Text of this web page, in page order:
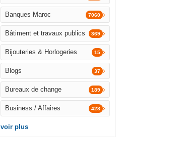
Banques Maroc 7060
Bâtiment et travaux publics 369
Bijouteries & Horlogeries 15
Blogs 37
Bureaux de change 189
Business / Affaires 428
voir plus